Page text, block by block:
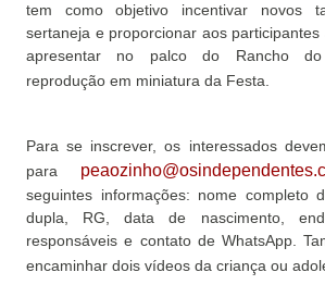
tem como objetivo incentivar novos
sertaneja e proporcionar aos
apresentar no palco do Rancho do
reprodução em miniatura da Festa.
Para se inscrever, os interessados
para
seguintes informações: nome completo
dupla, RG, data de nascimento,
responsáveis e contato de WhatsApp.
encaminhar dois vídeos da criança ou